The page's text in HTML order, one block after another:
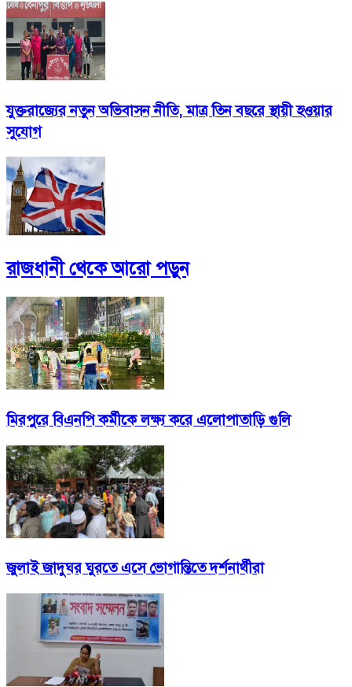
যুক্তরাজ্যের নতুন অভিবাসন নীতি, মাত্র তিন বছরে স্থায়ী হওয়ার
সুযোগ
রাজধানীথেকে আরো পড়ুন
মিরপুরে বিএনপি কর্মীকে লক্ষ্য করে এলোপাতাড়ি গুলি
জুলাই জাদুঘর ঘুরতে এসে ভোগান্তিতে দর্শনার্থীরা